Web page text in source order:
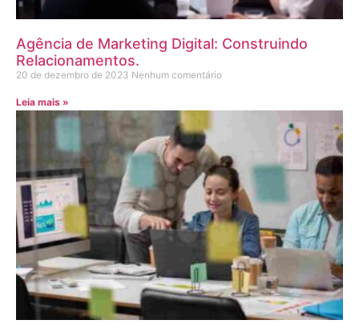
Agência de Marketing Digital: Construindo
Relacionamentos.
20 de dezembro de 2023 Nenhum comentário
Leia mais »